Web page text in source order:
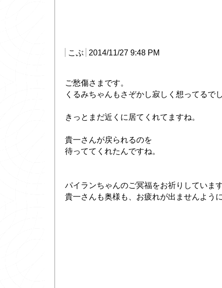
こぶ 2014/11/27 9:48 PM
ご愁傷さまです。
くるみちゃんもさぞかし寂しく想ってるで
きっとまだ近くに居てくれてますね。
貴一さんが戻られるのを
待っててくれたんですね。
パイランちゃんのご冥福をお祈りしていま
貴一さんも奥様も、お疲れが出ませんよう